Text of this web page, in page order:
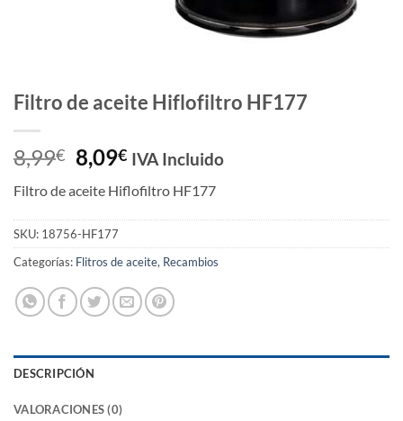
Filtro de aceite Hiflofiltro HF177
8,99€ El
precio
original
era:
8,99€.
8,09€El
actual
es:
8,09€.
IVA Incluido
Filtro de aceite Hiflofiltro HF177
SKU: 18756-HF177
Categorías: Flitros de aceite, Recambios
DESCRIPCIÓN
VALORACIONES (0)